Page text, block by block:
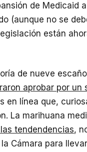
de Medicaid
(aunque no se
están
de nueve
aprobar por un
en línea que,
La marihuana
tendendencias,
Cámara para